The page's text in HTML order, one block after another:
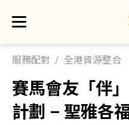
服務配對 全港資源整合
賽馬會友「伴
計劃 – 聖雅各